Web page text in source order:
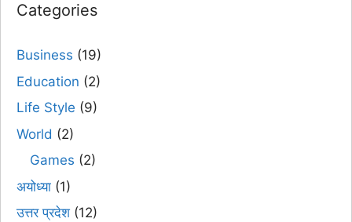
Categories
Business (19)
Education (2)
Life Style (9)
World (2)
Games (2)
अयोध्या (1)
उत्तर प्रदेश(12)